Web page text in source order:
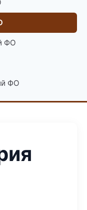
ФО
ФО